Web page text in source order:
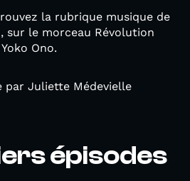
la rubrique musique de
sur le morceau Révolution
Ono.
par Juliette Médevielle
épisodes